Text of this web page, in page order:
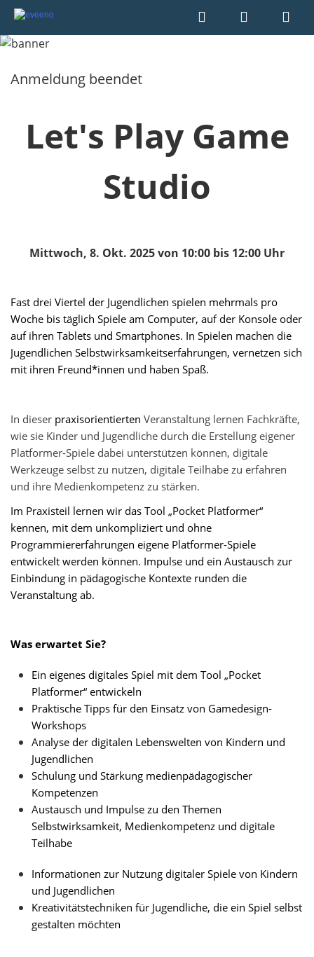
Anmeldung beendet
Let's Play Game
Studio
Mittwoch, 8. Okt. 2025 von 10:00 bis 12:00 Uhr
Fast drei Viertel der Jugendlichen spielen mehrmals pro
Woche bis täglich Spiele am Computer, auf der Konsole oder
auf ihren Tablets und Smartphones. In Spielen machen die
Jugendlichen Selbstwirksamkeitserfahrungen, vernetzen sich
mit ihren Freund*innen und haben Spaß.
In dieser praxisorientierten Veranstaltung lernen Fachkräfte,
wie sie Kinder und Jugendliche durch die Erstellung eigener
Platformer-Spiele dabei unterstützen können, digitale
Werkzeuge selbst zu nutzen, digitale Teilhabe zu erfahren
und ihre Medienkompetenz zu stärken.
Im Praxisteil lernen wir das Tool „Pocket Platformer“
kennen, mit dem unkompliziert und ohne
Programmiererfahrungen eigene Platformer-Spiele
entwickelt werden können. Impulse und ein Austausch zur
Einbindung in pädagogische Kontexte runden die
Veranstaltung ab.
Was erwartet Sie?
Ein eigenes digitales Spiel mit dem Tool „Pocket
Platformer“ entwickeln
Praktische Tipps für den Einsatz von Gamedesign-
Workshops
Analyse der digitalen Lebenswelten von Kindern und
Jugendlichen
Schulung und Stärkung medienpädagogischer
Kompetenzen
Austausch und Impulse zu den Themen
Selbstwirksamkeit, Medienkompetenz und digitale
Teilhabe
Informationen zur Nutzung digitaler Spiele von Kindern
und Jugendlichen
Kreativitätstechniken für Jugendliche, die ein Spiel selbst
gestalten möchten